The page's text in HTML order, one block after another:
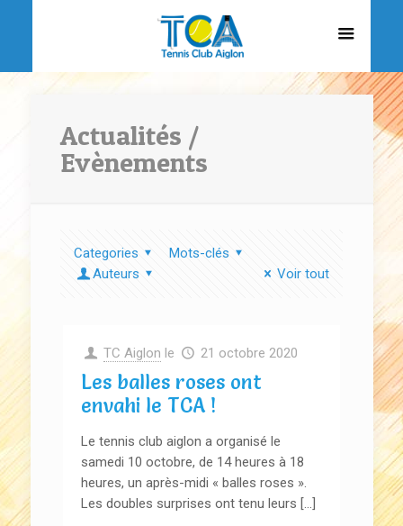
Actualités /
Evènements
Categories
Mots-clés
Auteurs
Voir tout
TC Aiglon le 21 octobre 2020
Les balles roses ont
envahi le TCA !
Le tennis club aiglon a organisé le
samedi 10 octobre, de 14 heures à 18
heures, un après-midi « balles roses ».
Les doubles surprises ont tenu leurs […]